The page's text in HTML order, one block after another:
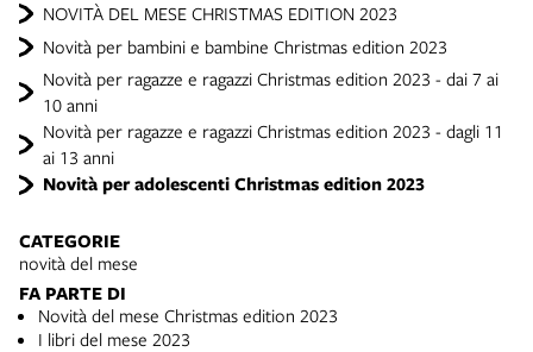
NOVITÀ DEL MESE CHRISTMAS EDITION 2023
Novità per bambini e bambine Christmas edition 2023
Novità per ragazze e ragazzi Christmas edition 2023 - dai 7 ai
10 anni
Novità per ragazze e ragazzi Christmas edition 2023 - dagli 11
ai 13 anni
Novità per adolescenti Christmas edition 2023
CATEGORIE
novità del mese
FA PARTE DI
Novità del mese Christmas edition 2023
I libri del mese 2023